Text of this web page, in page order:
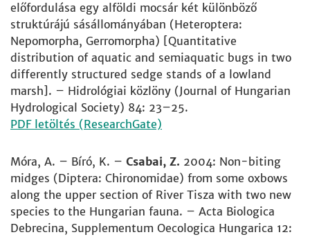
előfordulása egy alföldi mocsár két különböző
struktúrájú sásállományában (Heteroptera:
Nepomorpha, Gerromorpha) [Quantitative
distribution of aquatic and semiaquatic bugs in two
differently structured sedge stands of a lowland
marsh]. – Hidrológiai közlöny (Journal of Hungarian
Hydrological Society) 84: 23–25.
PDF letöltés (ResearchGate)
Móra, A. – Bíró, K. – Csabai, Z. 2004: Non-biting
midges (Diptera: Chironomidae) from some oxbows
along the upper section of River Tisza with two new
species to the Hungarian fauna. – Acta Biologica
Debrecina, Supplementum Oecologica Hungarica 12: